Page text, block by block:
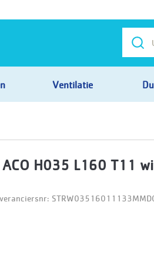
Ventilatie
H035 L160 T11